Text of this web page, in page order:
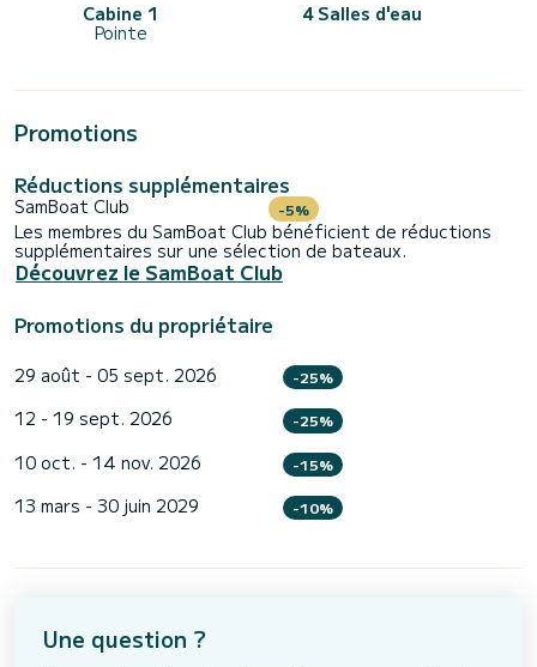
Cabine 1
Pointe
4 Salles d'eau
Promotions
Réductions supplémentaires
SamBoat Club -5%
Les membres du SamBoat Club bénéficient de réductions
supplémentaires sur une sélection de bateaux.
Découvrez le SamBoat Club
Promotions du propriétaire
29 août - 05 sept. 2026 -25%
12 - 19 sept. 2026 -25%
10 oct. - 14 nov. 2026 -15%
13 mars - 30 juin 2029 -10%
Une question ?